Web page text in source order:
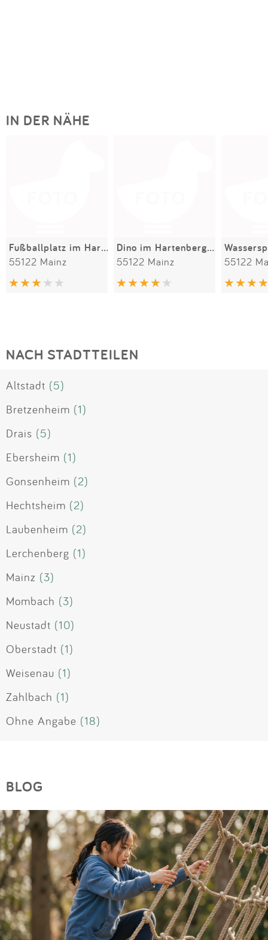
IN DER NÄHE
Fußballplatz im Hartenbergpark
55122 Mainz
Dino im Hartenbergpark
55122 Mainz 55122
NACH STADTTEILEN
Altstadt (5)
Bretzenheim (1)
Drais (5)
Ebersheim (1)
Gonsenheim (2)
Hechtsheim (2)
Laubenheim (2)
Lerchenberg (1)
Mainz (3)
Mombach (3)
Neustadt (10)
Oberstadt (1)
Weisenau (1)
Zahlbach (1)
Ohne Angabe (18)
BLOG